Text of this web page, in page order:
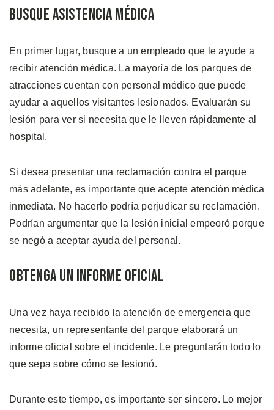
Busque Asistencia Médica
En primer lugar, busque a un empleado que le ayude a
recibir atención médica. La mayoría de los parques de
atracciones cuentan con personal médico que puede
ayudar a aquellos visitantes lesionados. Evaluarán su
lesión para ver si necesita que le lleven rápidamente al
hospital.
Si desea presentar una reclamación contra el parque
más adelante, es importante que acepte atención médica
inmediata. No hacerlo podría perjudicar su reclamación.
Podrían argumentar que la lesión inicial empeoró porque
se negó a aceptar ayuda del personal.
Obtenga un Informe Oficial
Una vez haya recibido la atención de emergencia que
necesita, un representante del parque elaborará un
informe oficial sobre el incidente. Le preguntarán todo lo
que sepa sobre cómo se lesionó.
Durante este tiempo, es importante ser sincero. Lo mejor